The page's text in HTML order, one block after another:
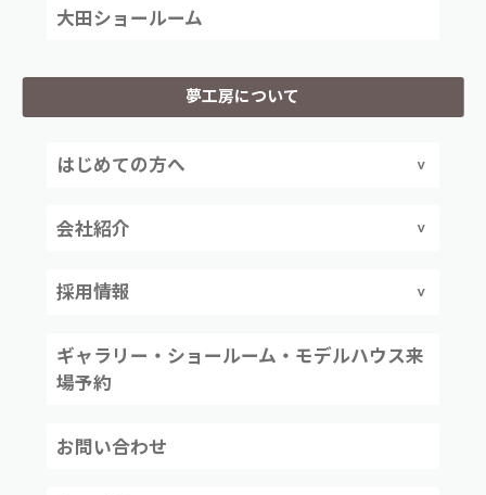
大田ショールーム
夢工房について
はじめての方へ
会社紹介
採用情報
ギャラリー・ショールーム・モデルハウス来
場予約
お問い合わせ